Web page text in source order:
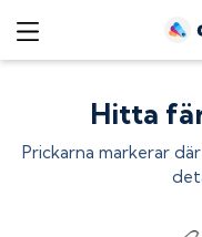
Hitta
Prickarna markerar